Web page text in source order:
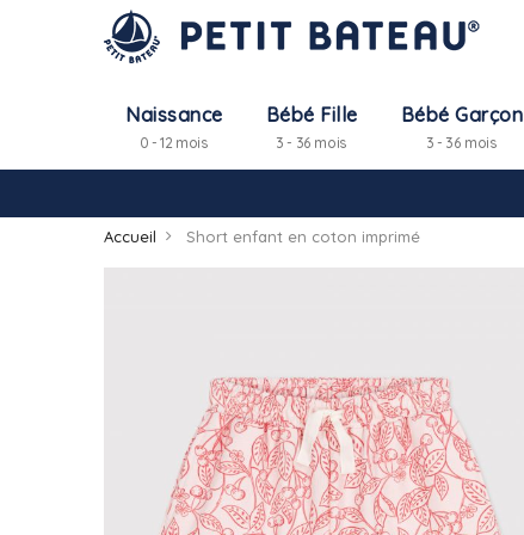
Naissance
0 - 12 mois
Bébé Fille
3 - 36 mois
Bébé Garçon
3 - 36 mois
Accueil Short enfant en coton imprimé